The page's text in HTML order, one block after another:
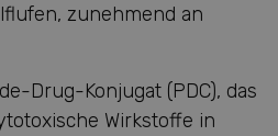
zunehmend an
Drug-Konjugat (PDC), das
Wirkstoffe in